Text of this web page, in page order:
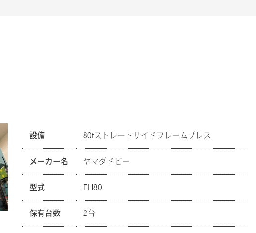
設備 80tストレートサイドフレームプレス
メーカー名 ヤマダドビー
型式 EH80
保有台数 2台